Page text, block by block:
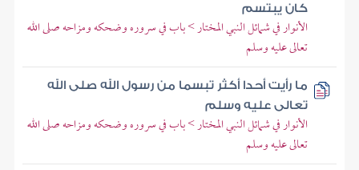
كان يبتسم
الأنوار في شمائل النبي المختار > باب في سروره وضحكه ومزاحه صلى الله
تعالى عليه وسلم
ما رأيت أحدا أكثر تبسما من رسول الله صلى الله
تعالى عليه وسلم
الأنوار في شمائل النبي المختار > باب في سروره وضحكه ومزاحه صلى الله
تعالى عليه وسلم